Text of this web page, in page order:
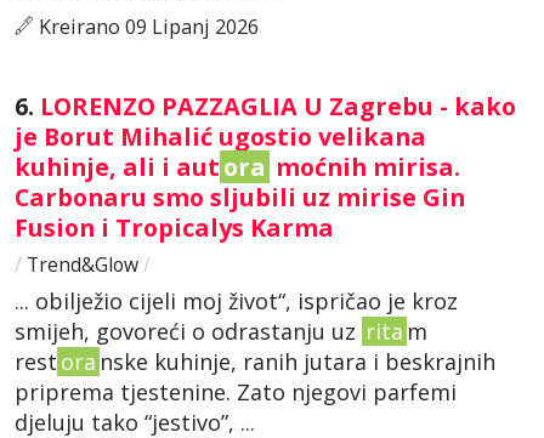
Kreirano 09 Lipanj 2026
6. LORENZO PAZZAGLIA U Zagrebu - kako
je Borut Mihalić ugostio velikana
kuhinje, ali i autora moćnih mirisa.
Carbonaru smo sljubili uz mirise Gin
Fusion i Tropicalys Karma
/ Trend&Glow/
... obilježio cijeli moj život“, ispričao je kroz
smijeh, govoreći o odrastanju uz rita m
rest ora nske kuhinje, ranih jutara i beskrajnih
priprema tjestenine. Zato njegovi parfemi
djeluju tako “jestivo”, ...